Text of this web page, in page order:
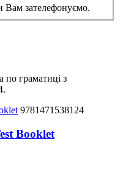
Вам зателефонуємо.
по граматиці з
9781471538124
Booklet